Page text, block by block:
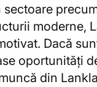
moderne,
Dacă
oportunități
din